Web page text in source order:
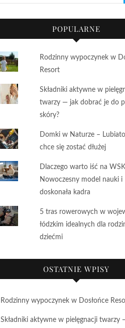
POPULARNE
Rodzinny wypoczynek w
Resort
Składniki aktywne w
twarzy — jak dobrać je do
skóry?
Domki w Naturze –
chce się zostać dłużej
Dlaczego warto iść na
Nowoczesny model nauki i
doskonała kadra
5 tras rowerowych w
łódzkim idealnych dla
dziećmi
OSTATNIE WPISY
Rodzinny wypoczynek w Dosłońce
Składniki aktywne w pielęgnacji twarzy